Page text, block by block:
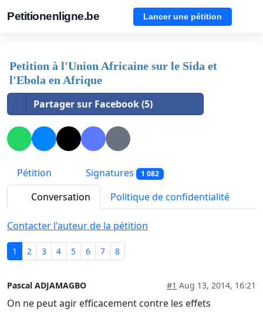
Petitionenligne.be Lancer une pétition
Petition à l'Union Africaine sur le Sida et
l'Ebola en Afrique
Partager sur Facebook (5)
Pétition Signatures 1 082
Conversation Politique de confidentialité
Contacter l'auteur de la pétition
1 2 3 4 5 6 7 8
Pascal ADJAMAGBO #1 Aug 13, 2014, 16:21
On ne peut agir efficacement contre les effets